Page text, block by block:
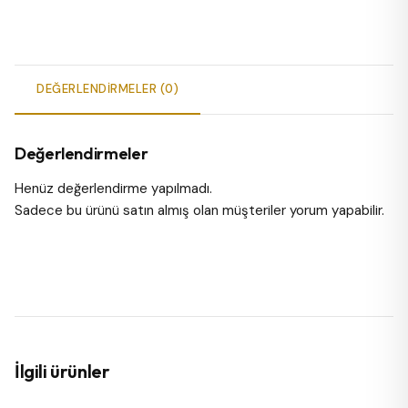
DEĞERLENDIRMELER (0)
Değerlendirmeler
Henüz değerlendirme yapılmadı.
Sadece bu ürünü satın almış olan müşteriler yorum yapabilir.
İlgili ürünler